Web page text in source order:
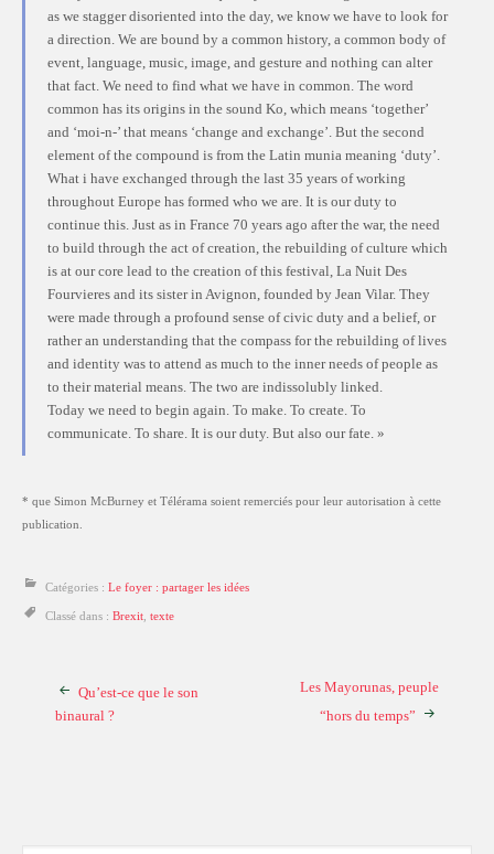
as we stagger disoriented into the day, we know we have to look for
a direction. We are bound by a common history, a common body of
event, language, music, image, and gesture and nothing can alter
that fact. We need to find what we have in common. The word
common has its origins in the sound Ko, which means ‘together’
and ‘moi-n-’ that means ‘change and exchange’. But the second
element of the compound is from the Latin munia meaning ‘duty’.
What i have exchanged through the last 35 years of working
throughout Europe has formed who we are. It is our duty to
continue this. Just as in France 70 years ago after the war, the need
to build through the act of creation, the rebuilding of culture which
is at our core lead to the creation of this festival, La Nuit Des
Fourvieres and its sister in Avignon, founded by Jean Vilar. They
were made through a profound sense of civic duty and a belief, or
rather an understanding that the compass for the rebuilding of lives
and identity was to attend as much to the inner needs of people as
to their material means. The two are indissolubly linked.
Today we need to begin again. To make. To create. To
communicate. To share. It is our duty. But also our fate. »
* que Simon McBurney et Télérama soient remerciés pour leur autorisation à cette
publication.
Catégories : Le foyer : partager les idées
Classé dans : Brexit texte
Qu’est-ce que le son
binaural ?
Les Mayorunas, peuple
“hors du temps”